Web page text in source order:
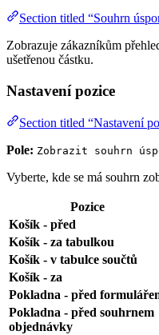
Section titled “Souhrn
Zobrazuje zákazníkům
ušetřenou částku.
Nastavení pozice
Section titled “Nastavení
Pole: Zobrazit souhrn
Vyberte, kde se má souhrn
Pozice
Košík - před
Košík - za tabulkou
Košík - v tabulce součtů
Košík - za
Pokladna - před
Pokladna - před souhrnem
objednávky